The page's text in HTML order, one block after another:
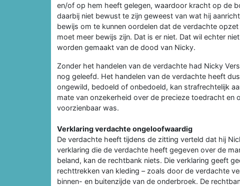
en/of op hem heeft gelegen, waardoor kracht op de
daarbij niet bewust te zijn geweest van wat hij
bewijs om te kunnen oordelen dat de verdachte
moet meer bewijs zijn. Dat is er niet. Dat wil echter
worden gemaakt van de dood van Nicky.
Zonder het handelen van de verdachte had Nicky
nog geleefd. Het handelen van de verdachte heeft
ongewild, bedoeld of onbedoeld, kan strafrechtelijk
mate van onzekerheid over de precieze toedracht
voorzienbaar was.
Verklaring verdachte ongeloofwaardig
De verdachte heeft tijdens de zitting verteld dat hij
verklaring die de verdachte heeft gegeven over de
beland, kan de rechtbank niets. Die verklaring geeft
rechttrekken van kleding – zoals door de verdachte
binnen- en buitenzijde van de onderbroek. De